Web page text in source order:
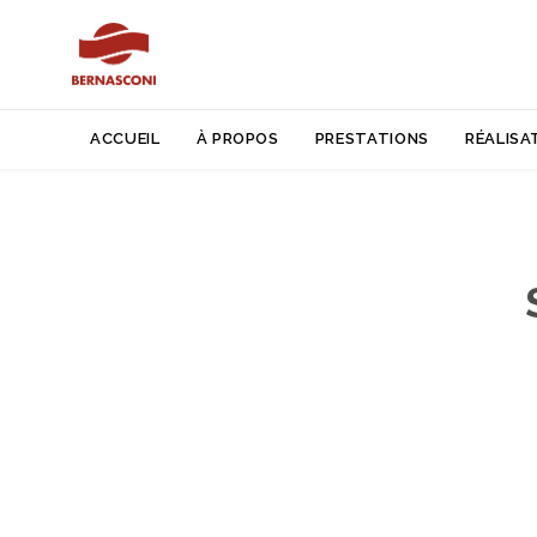
ACCUEIL À PROPOS PRESTATIONS